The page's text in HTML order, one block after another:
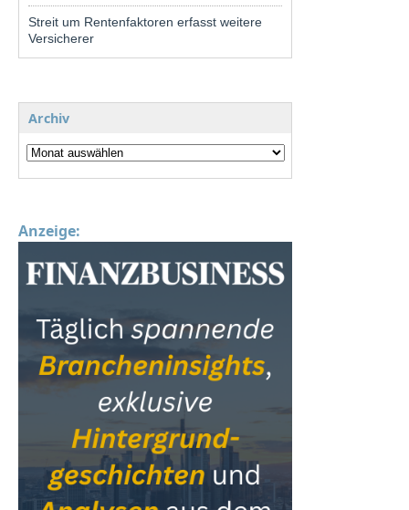
Streit um Rentenfaktoren erfasst weitere
Versicherer
Archiv
Anzeige: